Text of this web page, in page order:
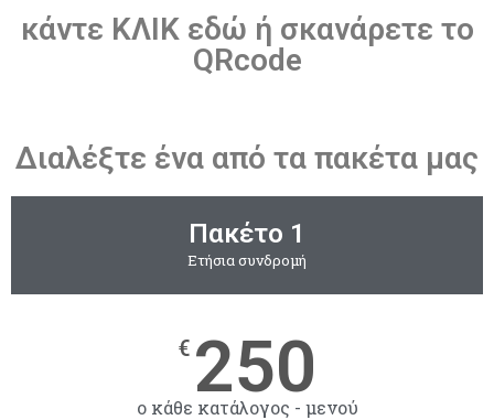
κάντε ΚΛΙΚ εδώ ή σκανάρετε το
QRcode
Διαλέξτε ένα από τα πακέτα μας
Πακέτο 1
Ετήσια συνδρομή
€ 250
ο κάθε κατάλογος - μενού